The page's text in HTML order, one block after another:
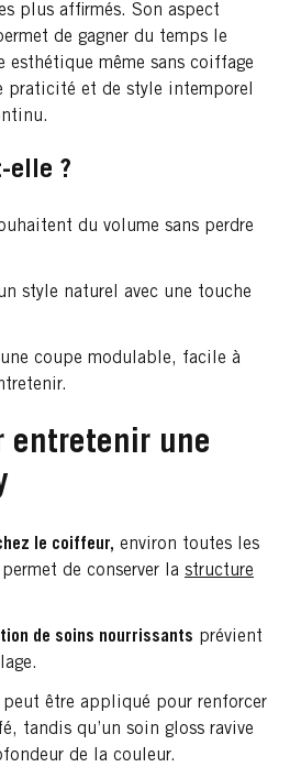
plus affirmés. Son aspect
de gagner du temps le
esthétique même sans coiffage
praticité et de style intemporel
elle ?
du volume sans perdre
style naturel avec une touche
coupe modulable, facile à
entretenir une
le coiffeur, environ toutes les
de conserver la structure
de soins nourrissants prévient
peut être appliqué pour renforcer
tandis qu’un soin gloss ravive
de la couleur.